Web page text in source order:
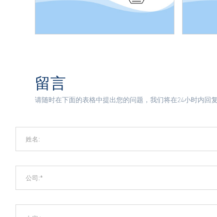
留言
请随时在下面的表格中提出您的问题，我们将在24小时内回